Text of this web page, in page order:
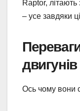
Raptor,
– усе завдяки
двигунів
Ось чому вони